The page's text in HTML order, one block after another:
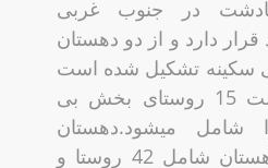
در جنوب غربی
دارد و از دو دهستان
سکینه تشکیل شده است
که شهرصفادشت 15 روستای بخش بی
شامل میشود.دهستان
اخترآباد: این دهستان شامل 42 روستا و